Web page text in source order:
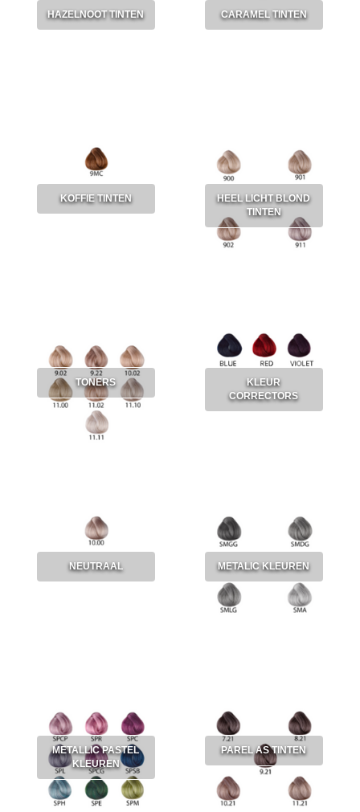
HAZELNOOT TINTEN CARAMEL TINTEN
KOFFIE TINTEN
HEEL LICHT BLOND
TINTEN
TONERS
KLEUR
CORRECTORS
NEUTRAAL METALIC KLEUREN
METALLIC PASTEL
KLEUREN
PAREL AS TINTEN